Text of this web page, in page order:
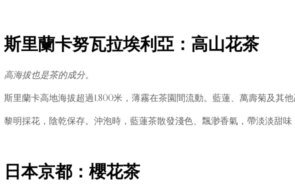
斯里蘭卡努瓦拉埃利亞：高山花茶
高海拔也是茶的成分。
斯里蘭卡高地海拔超過1,800米，薄霧在茶園間流動。藍蓮、萬壽菊及其
黎明採花，陰乾保存。沖泡時，藍蓮茶散發淺色、飄渺香氣，帶淡淡甜
日本京都：櫻花茶